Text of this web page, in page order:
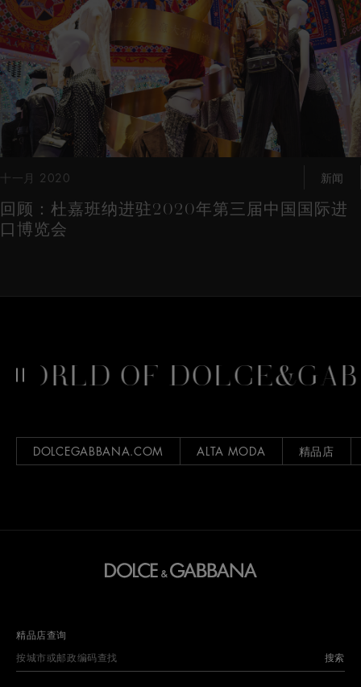
十一月 2020 新闻
回顾：杜嘉班纳进驻2020年第三届中国国际进
口博览会
OF
DOLCEGABBANA.COM ALTA MODA 精品店
精品店查询
搜索